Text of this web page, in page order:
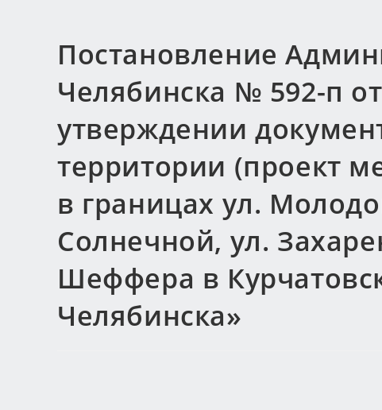
Постановление
Челябинска № 592-п
утверждении
территории (проект
в границах ул.
Солнечной, ул.
Шеффера в
Челябинска»